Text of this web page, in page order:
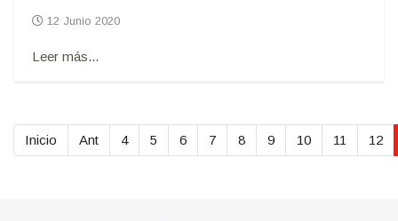
12 Junio 2020
Leer más...
Inicio Ant 4 5 6 7 8 9 10 11 12